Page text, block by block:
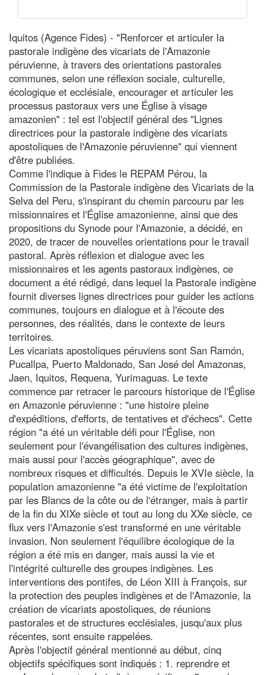
Iquitos (Agence Fides) - "Renforcer et articuler la
pastorale indigène des vicariats de l'Amazonie
péruvienne, à travers des orientations pastorales
communes, selon une réflexion sociale, culturelle,
écologique et ecclésiale, encourager et articuler les
processus pastoraux vers une Église à visage
amazonien" : tel est l'objectif général des "Lignes
directrices pour la pastorale indigène des vicariats
apostoliques de l'Amazonie péruvienne" qui viennent
d'être publiées.
Comme l'indique à Fides le REPAM Pérou, la
Commission de la Pastorale indigène des Vicariats de la
Selva del Peru, s'inspirant du chemin parcouru par les
missionnaires et l'Église amazonienne, ainsi que des
propositions du Synode pour l'Amazonie, a décidé, en
2020, de tracer de nouvelles orientations pour le travail
pastoral. Après réflexion et dialogue avec les
missionnaires et les agents pastoraux indigènes, ce
document a été rédigé, dans lequel la Pastorale indigène
fournit diverses lignes directrices pour guider les actions
communes, toujours en dialogue et à l'écoute des
personnes, des réalités, dans le contexte de leurs
territoires.
Les vicariats apostoliques péruviens sont San Ramón,
Pucallpa, Puerto Maldonado, San José del Amazonas,
Jaen, Iquitos, Requena, Yurimaguas. Le texte
commence par retracer le parcours historique de l'Église
en Amazonie péruvienne : "une histoire pleine
d'expéditions, d'efforts, de tentatives et d'échecs". Cette
région "a été un véritable défi pour l'Église, non
seulement pour l'évangélisation des cultures indigènes,
mais aussi pour l'accès géographique", avec de
nombreux risques et difficultés. Depuis le XVIe siècle, la
population amazonienne "a été victime de l'exploitation
par les Blancs de la côte ou de l'étranger, mais à partir
de la fin du XIXe siècle et tout au long du XXe siècle, ce
flux vers l'Amazonie s'est transformé en une véritable
invasion. Non seulement l'équilibre écologique de la
région a été mis en danger, mais aussi la vie et
l'intégrité culturelle des groupes indigènes. Les
interventions des pontifes, de Léon XIII à François, sur
la protection des peuples indigènes et de l'Amazonie, la
création de vicariats apostoliques, de réunions
pastorales et de structures ecclésiales, jusqu'aux plus
récentes, sont ensuite rappelées.
Après l'objectif général mentionné au début, cinq
objectifs spécifiques sont indiqués : 1. reprendre et